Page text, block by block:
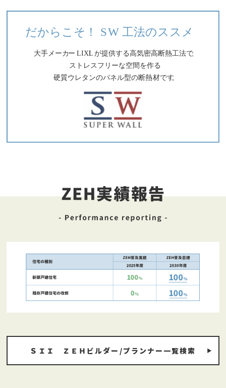
ＳＩＩ ＺＥＨビルダー/プランナー一覧検索